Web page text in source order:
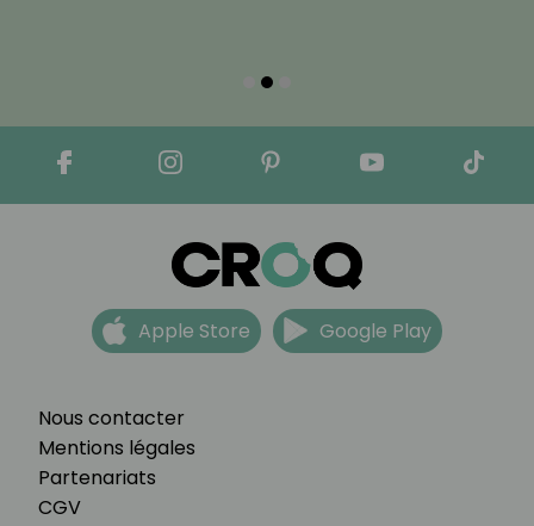
Nous contacter
Mentions légales
Partenariats
CGV
Apple Store Google Play